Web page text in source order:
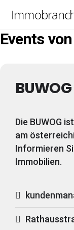
content
Events
BUWOG
Die BUWOG
am
Informieren
Immobilien.